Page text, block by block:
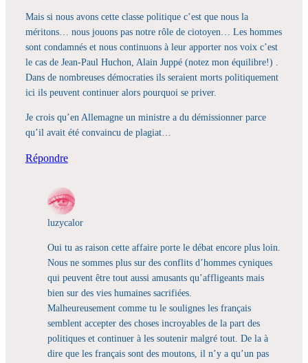
Mais si nous avons cette classe politique c’est que nous la
méritons… nous jouons pas notre rôle de ciotoyen… Les hommes
sont condamnés et nous continuons à leur apporter nos voix c’est
le cas de Jean-Paul Huchon, Alain Juppé (notez mon équilibre!) .
Dans de nombreuses démocraties ils seraient morts politiquement
ici ils peuvent continuer alors pourquoi se priver.
Je crois qu’en Allemagne un ministre a du démissionner parce
qu’il avait été convaincu de plagiat…
Répondre
luzycalor
Oui tu as raison cette affaire porte le débat encore plus loin.
Nous ne sommes plus sur des conflits d’hommes cyniques
qui peuvent être tout aussi amusants qu’affligeants mais
bien sur des vies humaines sacrifiées.
Malheureusement comme tu le soulignes les français
semblent accepter des choses incroyables de la part des
politiques et continuer à les soutenir malgré tout. De la à
dire que les français sont des moutons, il n’y a qu’un pas